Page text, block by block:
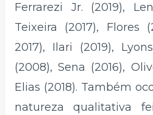
Ferrarezi Jr. (2019),
Teixeira (2017), Flores
2017), Ilari (2019),
(2008), Sena (2016),
Elias (2018). Também
natureza qualitativa